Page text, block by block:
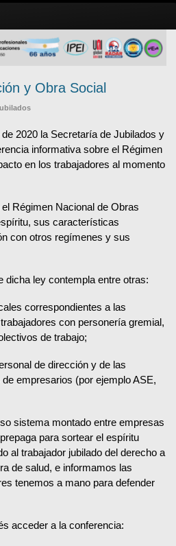
y Obra Social
2020 la Secretaría de Jubilados y
informativa sobre el Régimen
en los trabajadores al momento
Régimen Nacional de Obras
sus características
con otros regímenes y sus
dicha ley contempla entre otras:
correspondientes a las
con personería gremial,
de trabajo;
de dirección y de las
empresarios (por ejemplo ASE,
sistema montado entre empresas
para sortear el espíritu
al trabajador jubilado del derecho a
de salud, e informamos las
tenemos a mano para defender
acceder a la conferencia: